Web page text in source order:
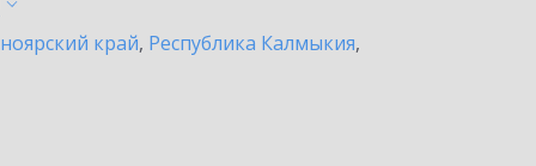
край, Республика Калмыкия,